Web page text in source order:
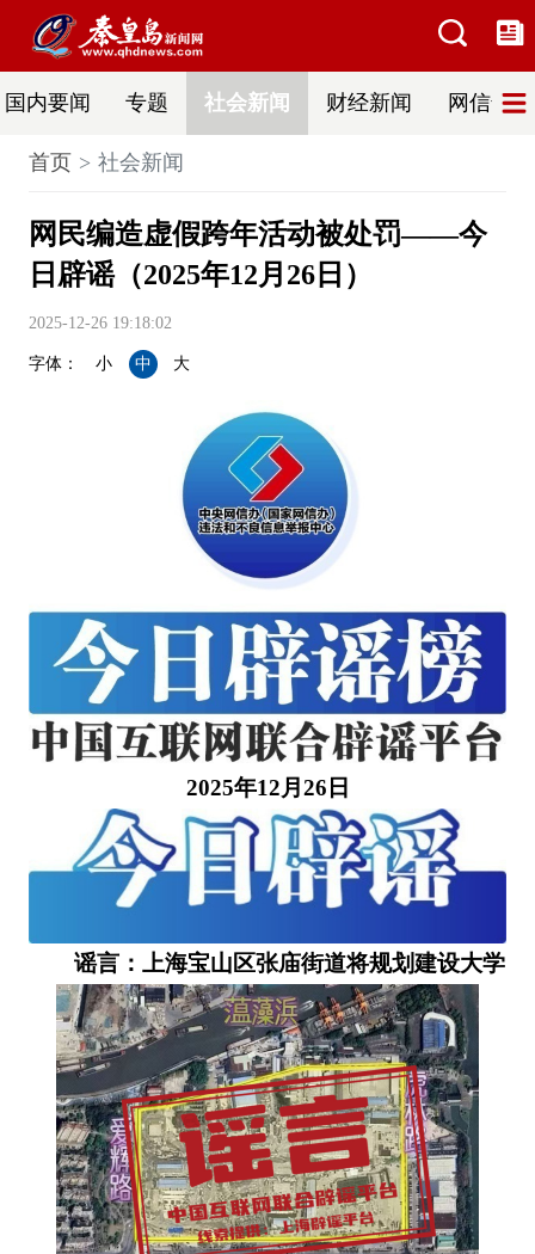
国内要闻 专题 社会新闻 财经新闻 网信普法
首页 社会新闻
网民编造虚假跨年活动被处罚——今
日辟谣（2025年12月26日）
2025-12-26 19:18:02
字体： 小 中 大
2025年12月26日
谣言：上海宝山区张庙街道将规划建设大学